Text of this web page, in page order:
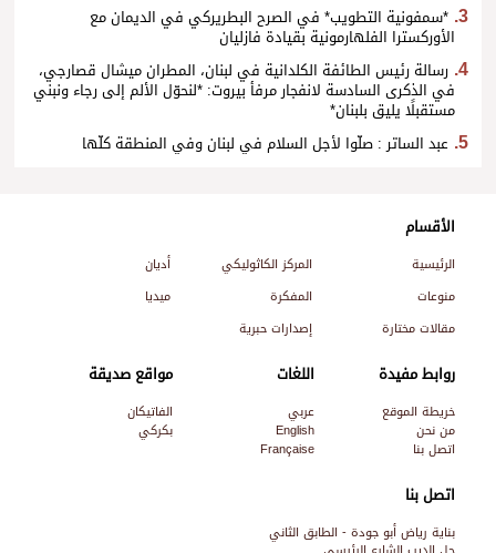
*سمفونية التطويب* في الصرح البطريركي في الديمان مع
الأوركسترا الفلهارمونية بقيادة فازليان
رسالة رئيس الطائفة الكلدانية في لبنان، المطران ميشال قصارجي،
في الذكرى السادسة لانفجار مرفأ بيروت: *لنحوّل الألم إلى رجاء ونبني
مستقبلًا يليق بلبنان*
عبد الساتر : صلّوا لأجل السلام في لبنان وفي المنطقة كلّها
اتصل بنا
بناية رياض أبو جودة - الطابق الثاني
الأقسام
الرئيسية المركز الكاثوليكي
أديان
منوعات
المفكرة
ميديا
مقالات مختارة
إصدارات حبرية
روابط مفيدة
خريطة الموقع
من نحن
اتصل بنا
اللغات
عربي
English
Française
مواقع صديقة
الفاتيكان
بكركي